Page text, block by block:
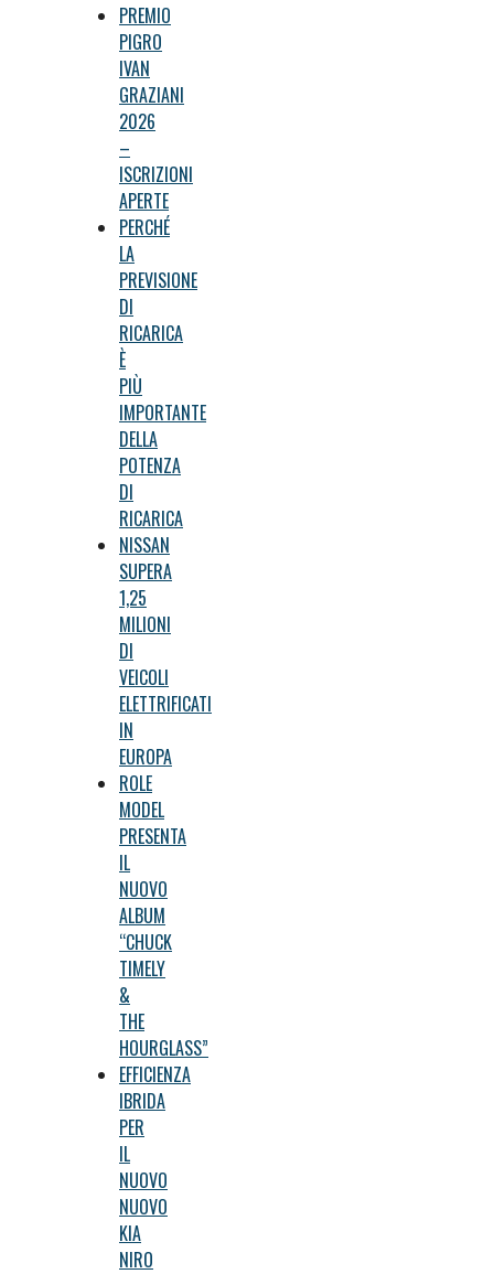
PREMIO
PIGRO
IVAN
GRAZIANI
2026
–
ISCRIZIONI
APERTE
PERCHÉ
LA
PREVISIONE
DI
RICARICA
È
PIÙ
IMPORTANTE
DELLA
POTENZA
DI
RICARICA
NISSAN
SUPERA
1,25
MILIONI
DI
VEICOLI
ELETTRIFICATI
IN
EUROPA
ROLE
MODEL
PRESENTA
IL
NUOVO
ALBUM
“CHUCK
TIMELY
&
THE
HOURGLASS”
EFFICIENZA
IBRIDA
PER
IL
NUOVO
NUOVO
KIA
NIRO